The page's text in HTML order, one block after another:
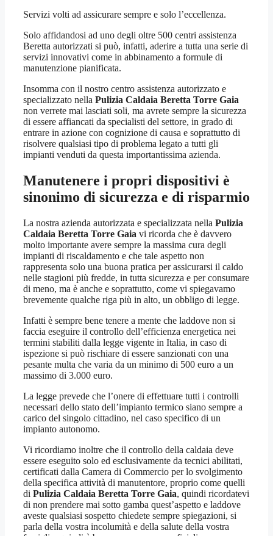
Servizi volti ad assicurare sempre e solo l’eccellenza.
Solo affidandosi ad uno degli oltre 500 centri assistenza
Beretta autorizzati si può, infatti, aderire a tutta una serie di
servizi innovativi come in abbinamento a formule di
manutenzione pianificata.
Insomma con il nostro centro assistenza autorizzato e
specializzato nella Pulizia Caldaia Beretta Torre Gaia
non verrete mai lasciati soli, ma avrete sempre la sicurezza
di essere affiancati da specialisti del settore, in grado di
entrare in azione con cognizione di causa e soprattutto di
risolvere qualsiasi tipo di problema legato a tutti gli
impianti venduti da questa importantissima azienda.
Manutenere i propri dispositivi è
sinonimo di sicurezza e di risparmio
La nostra azienda autorizzata e specializzata nella Pulizia
Caldaia Beretta Torre Gaia vi ricorda che è davvero
molto importante avere sempre la massima cura degli
impianti di riscaldamento e che tale aspetto non
rappresenta solo una buona pratica per assicurarsi il caldo
nelle stagioni più fredde, in tutta sicurezza e per consumare
di meno, ma è anche e soprattutto, come vi spiegavamo
brevemente qualche riga più in alto, un obbligo di legge.
Infatti è sempre bene tenere a mente che laddove non si
faccia eseguire il controllo dell’efficienza energetica nei
termini stabiliti dalla legge vigente in Italia, in caso di
ispezione si può rischiare di essere sanzionati con una
pesante multa che varia da un minimo di 500 euro a un
massimo di 3.000 euro.
La legge prevede che l’onere di effettuare tutti i controlli
necessari dello stato dell’impianto termico siano sempre a
carico del singolo cittadino, nel caso specifico di un
impianto autonomo.
Vi ricordiamo inoltre che il controllo della caldaia deve
essere eseguito solo ed esclusivamente da tecnici abilitati,
certificati dalla Camera di Commercio per lo svolgimento
della specifica attività di manutentore, proprio come quelli
di Pulizia Caldaia Beretta Torre Gaia, quindi ricordatevi
di non prendere mai sotto gamba quest’aspetto e laddove
aveste qualsiasi sospetto chiedete sempre spiegazioni, si
parla della vostra incolumità e della salute della vostra